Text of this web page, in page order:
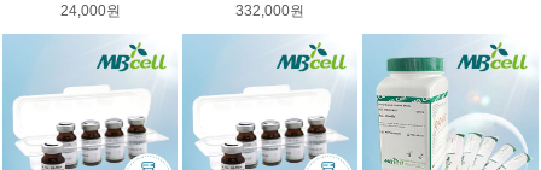
24,000원
332,000원